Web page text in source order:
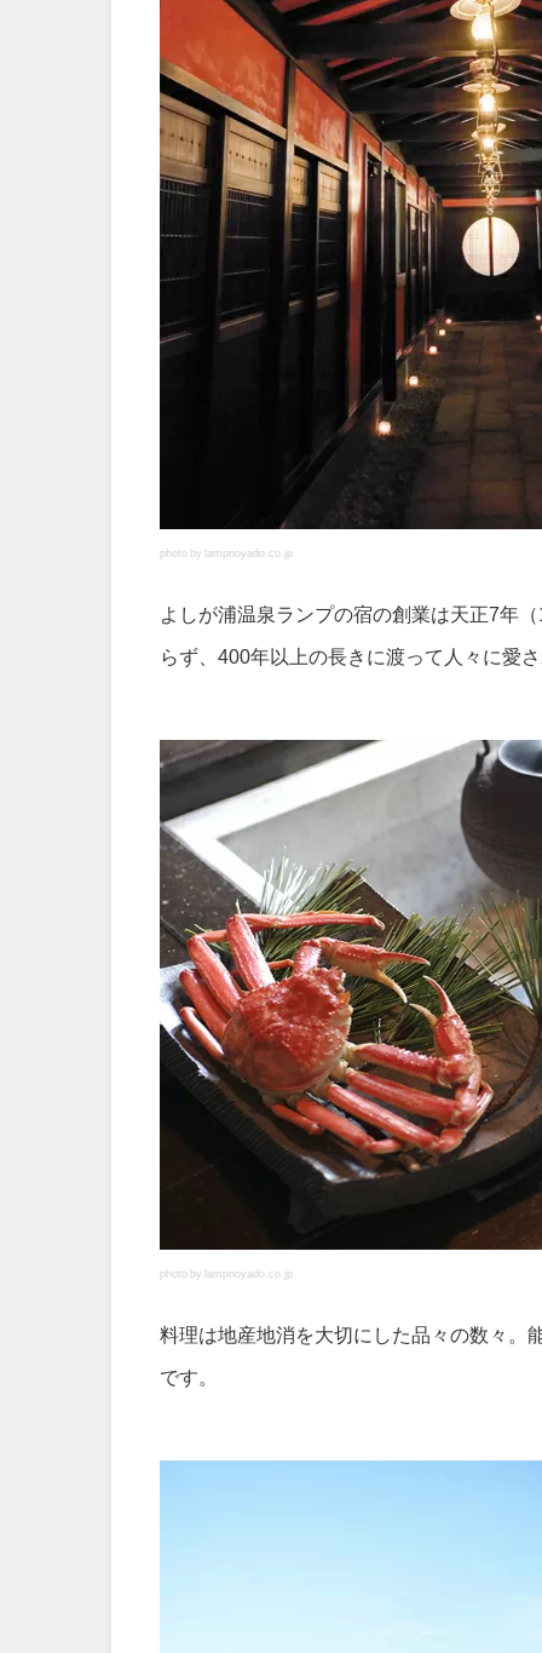
photo by lampnoyado.co.jp
よしが浦温泉ランプの宿の創業は天正7年
らず、400年以上の長きに渡って人々に愛
photo by lampnoyado.co.jp
料理は地産地消を大切にした品々の数々。
です。